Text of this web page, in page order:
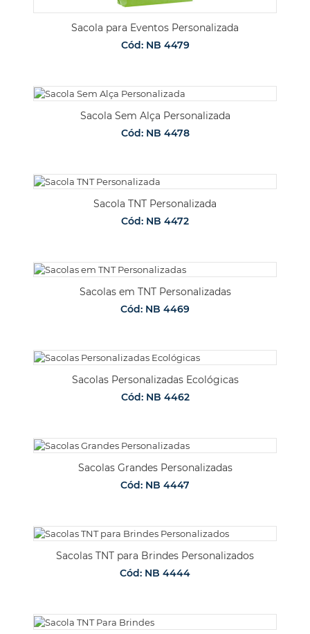
Sacola para Eventos Personalizada
Cód: NB 4479
Sacola Sem Alça Personalizada
Cód: NB 4478
Sacola TNT Personalizada
Cód: NB 4472
Sacolas em TNT Personalizadas
Cód: NB 4469
Sacolas Personalizadas Ecológicas
Cód: NB 4462
Sacolas Grandes Personalizadas
Cód: NB 4447
Sacolas TNT para Brindes Personalizados
Cód: NB 4444